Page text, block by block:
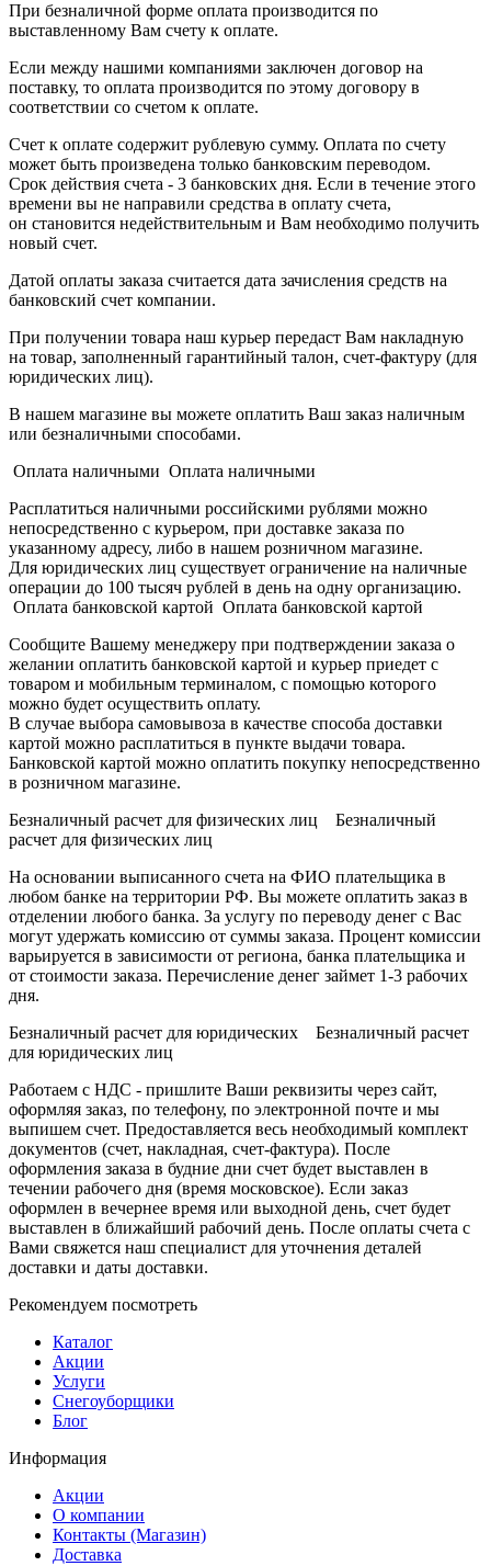
При безналичной форме оплата производится по
выставленному Вам счету к оплате.
Если между нашими компаниями заключен договор на
поставку, то оплата производится по этому договору в
соответствии со счетом к оплате.
Счет к оплате содержит рублевую сумму. Оплата по счету
может быть произведена только банковским переводом.
Срок действия счета - 3 банковских дня. Если в течение этого
времени вы не направили средства в оплату счета,
он становится недействительным и Вам необходимо получить
новый счет.
Датой оплаты заказа считается дата зачисления средств на
банковский счет компании.
При получении товара наш курьер передаст Вам накладную
на товар, заполненный гарантийный талон, счет-фактуру (для
юридических лиц).
В нашем магазине вы можете оплатить Ваш заказ наличным
или безналичными способами.
Оплата наличными Оплата наличными
Расплатиться наличными российскими рублями можно
непосредственно с курьером, при доставке заказа по
указанному адресу, либо в нашем розничном магазине.
Для юридических лиц существует ограничение на наличные
операции до 100 тысяч рублей в день на одну организацию.
Оплата банковской картой Оплата банковской картой
Сообщите Вашему менеджеру при подтверждении заказа о
желании оплатить банковской картой и курьер приедет с
товаром и мобильным терминалом, с помощью которого
можно будет осуществить оплату.
В случае выбора самовывоза в качестве способа доставки
картой можно расплатиться в пункте выдачи товара.
Банковской картой можно оплатить покупку непосредственно
в розничном магазине.
Безналичный расчет для физических лиц Безналичный
расчет для физических лиц
На основании выписанного счета на ФИО плательщика в
любом банке на территории РФ. Вы можете оплатить заказ в
отделении любого банка. За услугу по переводу денег с Вас
могут удержать комиссию от суммы заказа. Процент комиссии
варьируется в зависимости от региона, банка плательщика и
от стоимости заказа. Перечисление денег займет 1-3 рабочих
дня.
Безналичный расчет для юридических Безналичный расчет
для юридических лиц
Работаем с НДС - пришлите Ваши реквизиты через сайт,
оформляя заказ, по телефону, по электронной почте и мы
выпишем счет. Предоставляется весь необходимый комплект
документов (счет, накладная, счет-фактура). После
оформления заказа в будние дни счет будет выставлен в
течении рабочего дня (время московское). Если заказ
оформлен в вечернее время или выходной день, счет будет
выставлен в ближайший рабочий день. После оплаты счета с
Вами свяжется наш специалист для уточнения деталей
доставки и даты доставки.
Рекомендуем посмотреть
Каталог
Акции
Услуги
Снегоуборщики
Блог
Информация
Акции
О компании
Контакты (Магазин)
Доставка